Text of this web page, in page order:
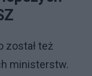
został też
ministerstw.